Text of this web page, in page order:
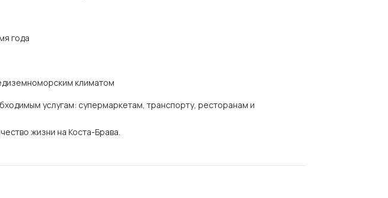
года
климатом
услугам: супермаркетам, транспорту, ресторанам и
жизни на Коста-Брава.